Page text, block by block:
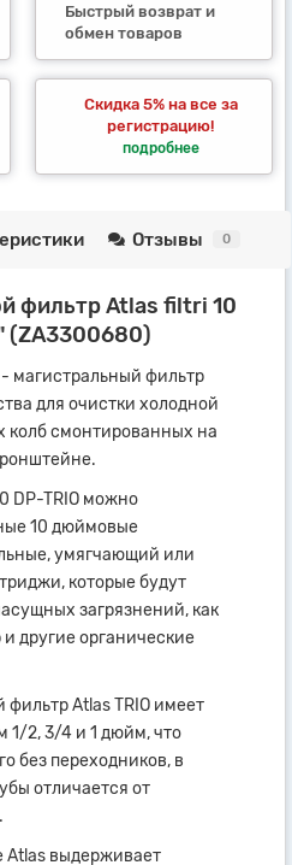
Быстрый возврат и
обмен товаров
Скидка 5% на все за
регистрацию!
подробнее
Отзывы 0
фильтр Atlas filtri 10
(ZA3300680)
- магистральный фильтр
для очистки холодной
колб смонтированных на
DP-TRIO можно
10 дюймовые
умягчающий или
которые будут
загрязнений, как
другие органические
Atlas TRIO имеет
1/2, 3/4 и 1 дюйм, что
без переходников, в
отличается от
Atlas выдерживает